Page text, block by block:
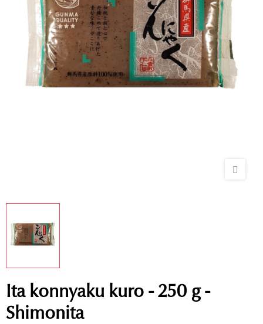
Ita konnyaku kuro - 250 g -
Shimonita